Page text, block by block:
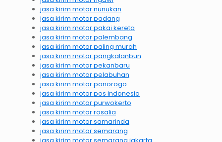
jasa kirim motor nunukan
jasa kirim motor padang
jasa kirim motor pakai kereta
jasa kirim motor palembang
jasa kirim motor paling murah
jasa kirim motor pangkalanbun
jasa kirim motor pekanbaru
jasa kirim motor pelabuhan
jasa kirim motor ponorogo
jasa kirim motor pos indonesia
jasa kirim motor purwokerto
jasa kirim motor rosalia
jasa kirim motor samarinda
jasa kirim motor semarang